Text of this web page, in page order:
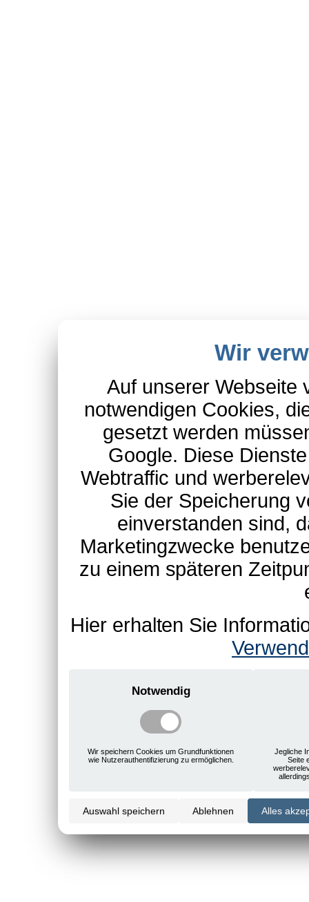
Wir
Auf unserer Webseite
notwendigen Cookies,
gesetzt werden
Google. Diese
Webtraffic und
Sie der Speicherung
einverstanden sind,
Marketingzwecke
zu einem späteren
Hier erhalten Sie
Notwendig
Wir speichern Cookies um Grundfunktionen
wie Nutzerauthentifizierung zu ermöglichen.
Jegliche
Seite
Auswahl speichern Ablehnen Alles